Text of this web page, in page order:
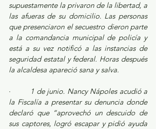
supuestamente la privaron de la libertad, a
las afueras de su domicilio. Las personas
que presenciaron el secuestro dieron parte
a la comandancia municipal de policía y
está a su vez notificó a las instancias de
seguridad estatal y federal. Horas después
la alcaldesa apareció sana y salva.
·
1 de junio. Nancy Nápoles acudió a
la Fiscalía a presentar su denuncia donde
declaró que “aprovechó un descuido de
sus captores, logró escapar y pidió ayuda